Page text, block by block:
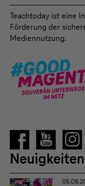
Teachtoday ist eine
Förderung der
Mediennutzung.
Neuigkeiten